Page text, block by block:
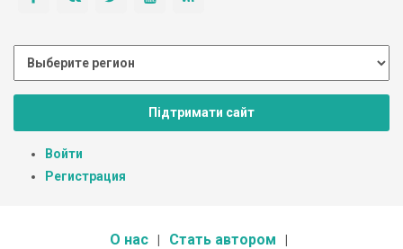
Підтримати сайт
Войти
Регистрация
О нас Стать автором